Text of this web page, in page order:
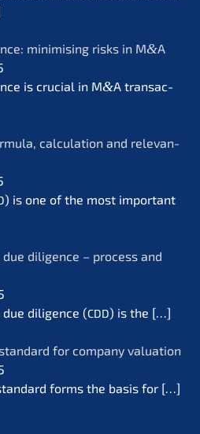
minimi­sing risks in M&A
is crucial in M&A transac­
calcu­la­ti­on and relevan­
) is one of the most important
diligence – process and
diligence (CDD) is the […]
for compa­ny valua­ti­on
forms the basis for […]